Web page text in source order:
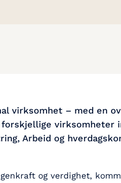
virksomhet – med en
virksomheter
Arbeid og
og verdighet,